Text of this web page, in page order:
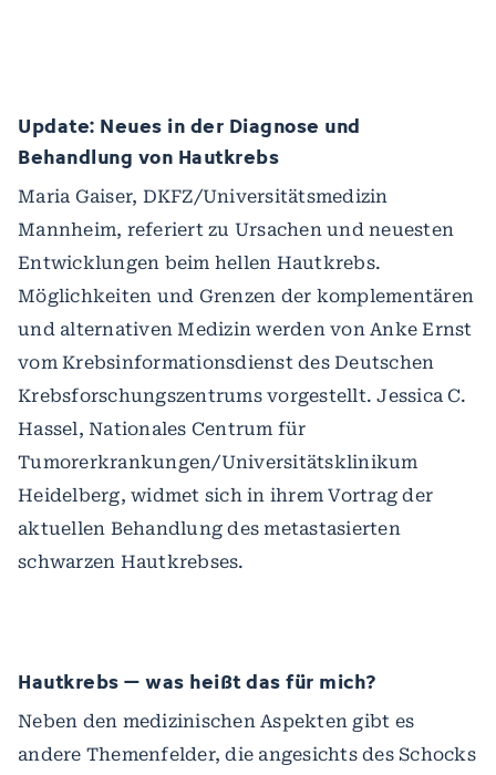
Update: Neues in der Diagnose und
Behandlung von Hautkrebs
Maria Gaiser, DKFZ/Universitätsmedizin
Mannheim, referiert zu Ursachen und neuesten
Entwicklungen beim hellen Hautkrebs.
Möglichkeiten und Grenzen der komplementären
und alternativen Medizin werden von Anke Ernst
vom Krebsinformationsdienst des Deutschen
Krebsforschungszentrums vorgestellt. Jessica C.
Hassel, Nationales Centrum für
Tumorerkrankungen/Universitätsklinikum
Heidelberg, widmet sich in ihrem Vortrag der
aktuellen Behandlung des metastasierten
schwarzen Hautkrebses.
Hautkrebs – was heißt das für mich?
Neben den medizinischen Aspekten gibt es
andere Themenfelder, die angesichts des Schocks